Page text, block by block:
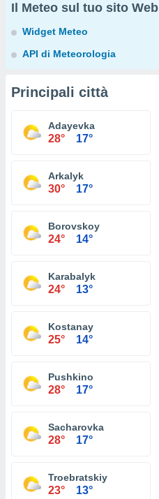
Il Meteo sul tuo sito Web
Widget Meteo
API di Meteorologia
Principali città
Adayevka
28° 17°
Arkalyk
30° 17°
Borovskoy
24° 14°
Karabalyk
24° 13°
Kostanay
25° 14°
Pushkino
28° 17°
Sacharovka
28° 17°
Troebratskiy
23° 13°